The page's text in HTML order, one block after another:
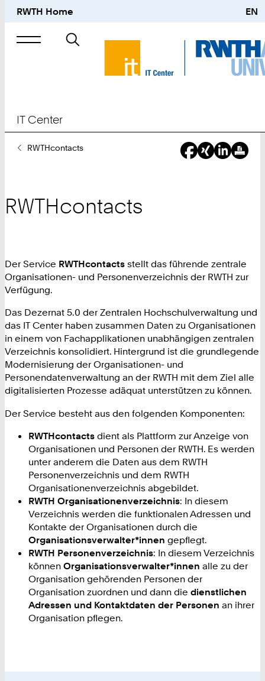
RWTH Home EN
Suche
nach
IT Center
SieRWTHcontacts
RWTHcontacts
Der Service RWTHcontacts stellt das führende zentrale
Organisationen- und Personenverzeichnis der RWTH zur
Verfügung.
Das Dezernat 5.0 der Zentralen Hochschulverwaltung und
das IT Center haben zusammen Daten zu Organisationen
in einem von Fachapplikationen unabhängigen zentralen
Verzeichnis konsolidiert. Hintergrund ist die grundlegende
Modernisierung der Organisationen- und
Personendatenverwaltung an der RWTH mit dem Ziel alle
digitalisierten Prozesse adäquat unterstützen zu können.
Der Service besteht aus den folgenden Komponenten:
RWTHcontacts dient als Plattform zur Anzeige von
Organisationen und Personen der RWTH. Es werden
unter anderem die Daten aus dem RWTH
Personenverzeichnis und dem RWTH
Organisationenverzeichnis abgebildet.
RWTH Organisationenverzeichnis: In diesem
Verzeichnis werden die funktionalen Adressen und
Kontakte der Organisationen durch die
Organisationsverwalter*innen gepflegt.
RWTH Personenverzeichnis: In diesem Verzeichnis
können Organisationsverwalter*innen alle zu der
Organisation gehörenden Personen der
Organisation zuordnen und dann die dienstlichen
Adressen und Kontaktdaten der Personen an ihrer
Organisation pflegen.